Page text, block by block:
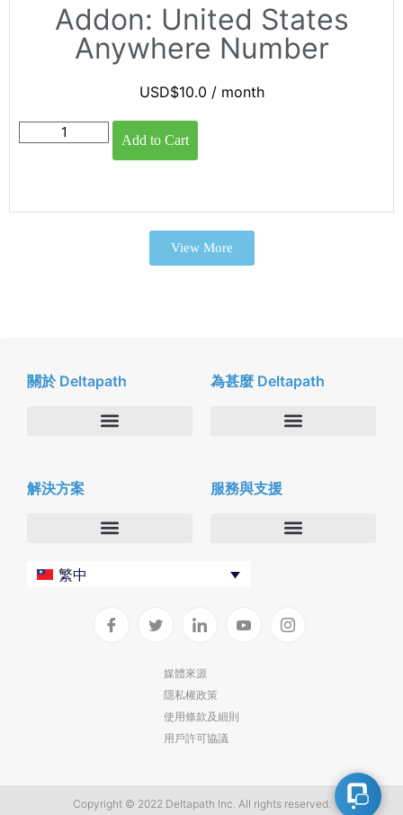
Addon: United States
Anywhere Number
USD$10.0 / month
Add to Cart
View More
關於 Deltapath
新聞中心
人才招募
為甚麼 Deltapath
合作夥伴
隱私與安全性
解決方案
企業
生產力工具
服務與支援
軟件下載
繁中
媒體來源
隱私權政策
使用條款及細則
用戶許可協議
Copyright © 2022 Deltapath Inc. All rights reserved.